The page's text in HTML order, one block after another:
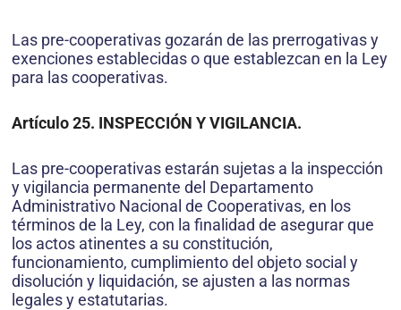
Las pre-cooperativas gozarán de las prerrogativas y
exenciones establecidas o que establezcan en la Ley
para las cooperativas.
Artículo 25. INSPECCIÓN Y VIGILANCIA.
Las pre-cooperativas estarán sujetas a la inspección
y vigilancia permanente del Departamento
Administrativo Nacional de Cooperativas, en los
términos de la Ley, con la finalidad de asegurar que
los actos atinentes a su constitución,
funcionamiento, cumplimiento del objeto social y
disolución y liquidación, se ajusten a las normas
legales y estatutarias.